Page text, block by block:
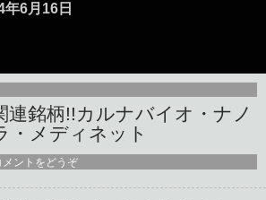
年6月16日
連銘柄!!カルナバイオ・ナノ
・メディネット
メントをどうぞ